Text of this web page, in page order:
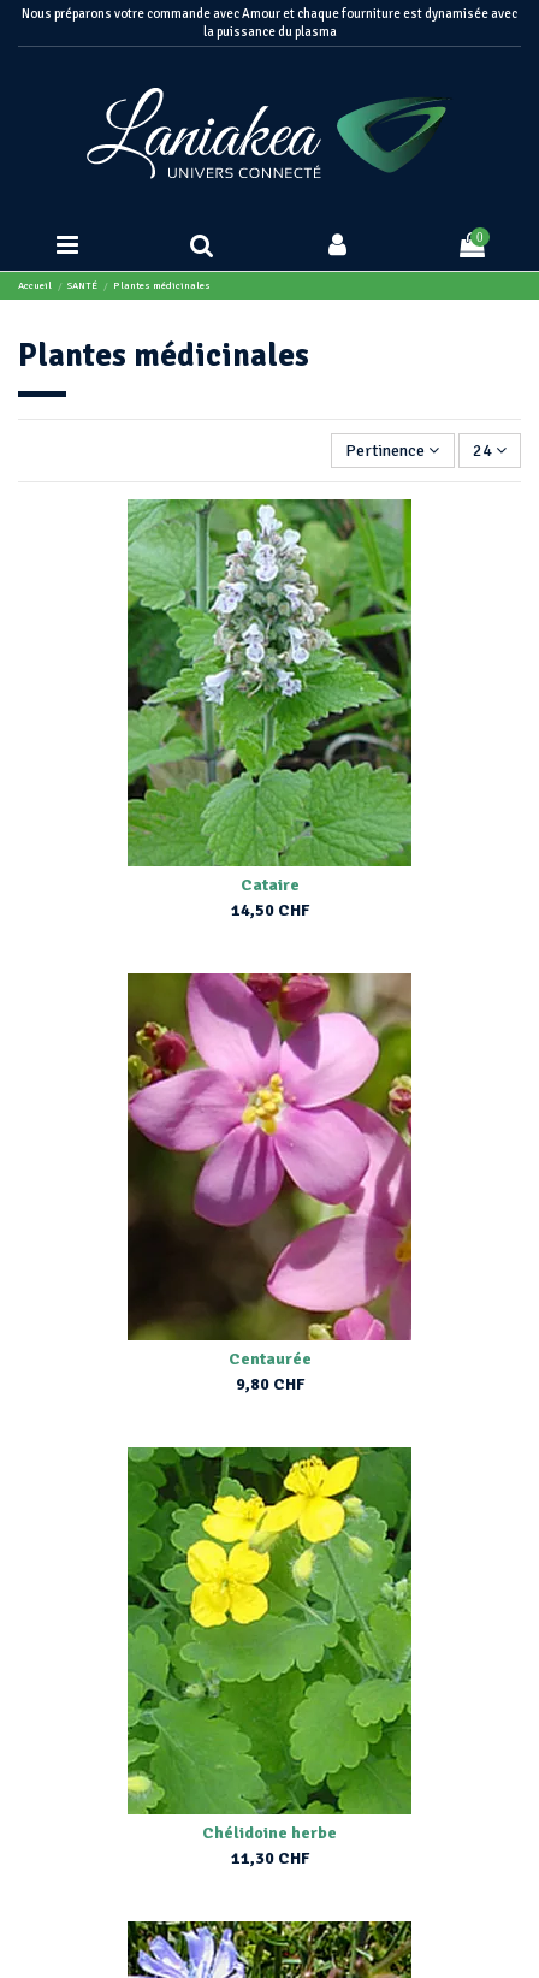
Nous préparons votre commande avec Amour et chaque fourniture est dynamisée avec
la puissance du plasma
0
Accueil SANTÉ Plantes médicinales
Plantes médicinales
Pertinence 24
Cataire
14,50 CHF
Centaurée
9,80 CHF
Chélidoine herbe
11,30 CHF